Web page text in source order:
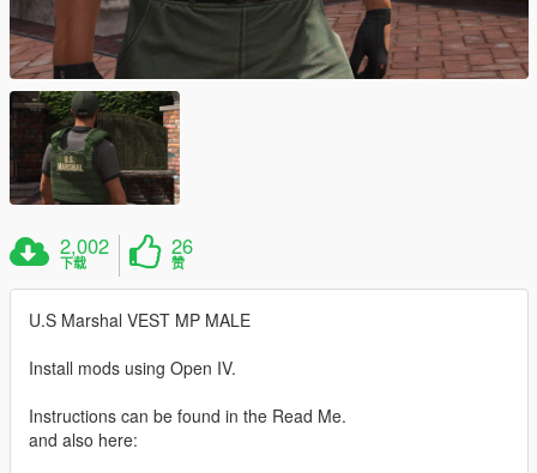
2,002
下载
26
赞
U.S Marshal VEST MP MALE
Install mods using Open IV.
Instructions can be found in the Read Me.
and also here: